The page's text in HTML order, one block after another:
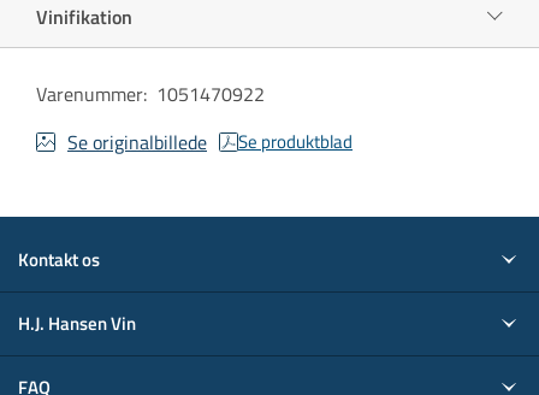
Vinifikation
Varenummer: 1051470922
Se originalbillede
Se produktblad
Kontakt os
H.J. Hansen Vin
FAQ